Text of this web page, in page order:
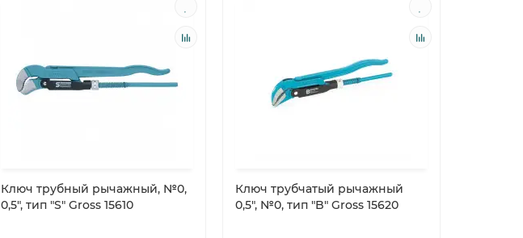
Ключ трубный рычажный, №0,
0,5", тип "S" Gross 15610
Ключ трубчатый рычажный
0,5", №0, тип "B" Gross 15620